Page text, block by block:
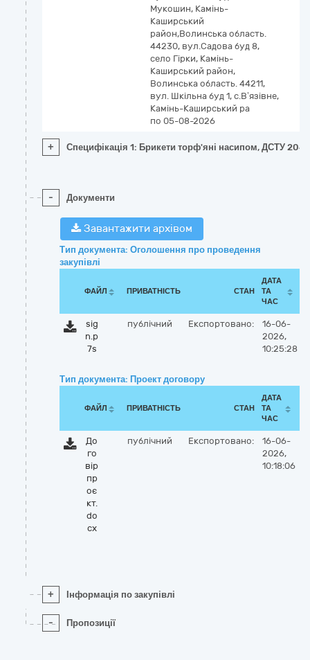
Мукошин, Камінь-
Каширський
район,Волинська область.
44230, вул.Садова буд 8,
село Гірки, Камінь-
Каширський район,
Волинська область. 44211,
вул. Шкільна буд 1, с.В’язівне,
Камінь-Каширський ра
по 05-08-2026
+ Специфікація 1: Брикети торф'яні насипом, ДСТУ
- Документи
Завантажити архівом
Тип документа: Оголошення про проведення
закупівлі
ФАЙЛ ПРИВАТНІСТЬ СТАН
ДАТА
ТА
ЧАС
sig
n.p
7s
публічний Експортовано:
16-06-
2026,
10:25:28
Тип документа: Проект договору
ФАЙЛ ПРИВАТНІСТЬ СТАН
ДАТА
ТА
ЧАС
До
го
вір
пр
оє
кт.
do
cx
публічний Експортовано:
16-06-
2026,
10:18:06
+ Інформація по закупівлі
- Пропозиції